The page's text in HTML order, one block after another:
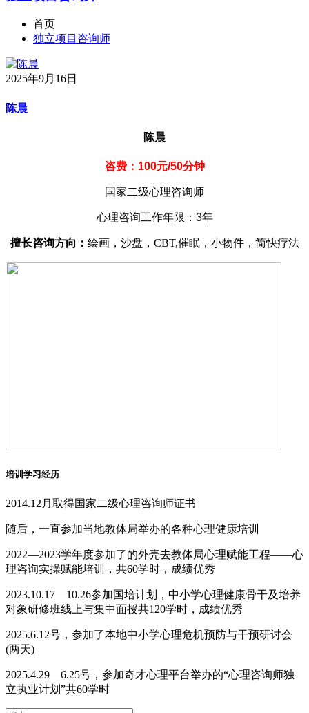
首页
独立项目咨询师
2025年9月16日
陈晨
陈晨
咨费：100元/50分钟
国家二级心理咨询师
心理咨询工作年限：3年
擅长咨询方向： 绘画，沙盘，CBT,催眠，小物件，简快疗法
培训学习经历
2014.12月取得国家二级心理咨询师证书
随后，一直参加当地教体局举办的各种心理健康培训
2022—2023学年度参加了的外壳去教体局心理赋能工程——心
理咨询实操赋能培训，共60学时，成绩优秀
2023.10.17—10.26参加国培计划，中小学心理健康骨干及培养
对象研修班线上与集中面授共120学时，成绩优秀
2025.6.12号，参加了本地中小学心理危机预防与干预研讨会
(两天)
2025.4.29—6.25号，参加奇才心理平台举办的“心理咨询师独
立执业计划”共60学时